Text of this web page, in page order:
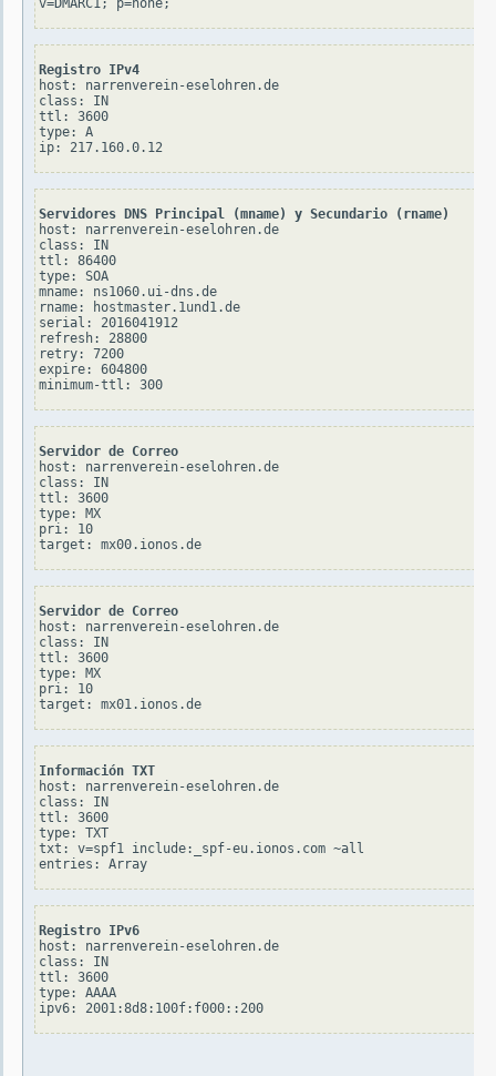
v=DMARC1; p=none;
Registro IPv4
host: narrenverein-eselohren.de
class: IN
ttl: 3600
type: A
Servidores DNS Principal (mname) y Secundario (rname)
host: narrenverein-eselohren.de
class: IN
ttl: 86400
type: SOA
mname: ns1060.ui-dns.de
rname: hostmaster.1und1.de
serial: 2016041912
refresh: 28800
retry: 7200
expire: 604800
Servidor de Correo
host: narrenverein-eselohren.de
class: IN
ttl: 3600
type: MX
pri: 10
Servidor de Correo
host: narrenverein-eselohren.de
class: IN
ttl: 3600
type: MX
pri: 10
Información TXT
host: narrenverein-eselohren.de
class: IN
ttl: 3600
type: TXT
txt: v=spf1 include:_spf-eu.ionos.com ~all
Registro IPv6
host: narrenverein-eselohren.de
class: IN
ttl: 3600
type: AAAA